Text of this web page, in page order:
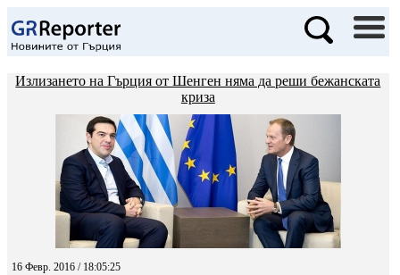
Излизането на Гърция от Шенген няма да реши бежанската
криза
16 Февр. 2016 / 18:05:25